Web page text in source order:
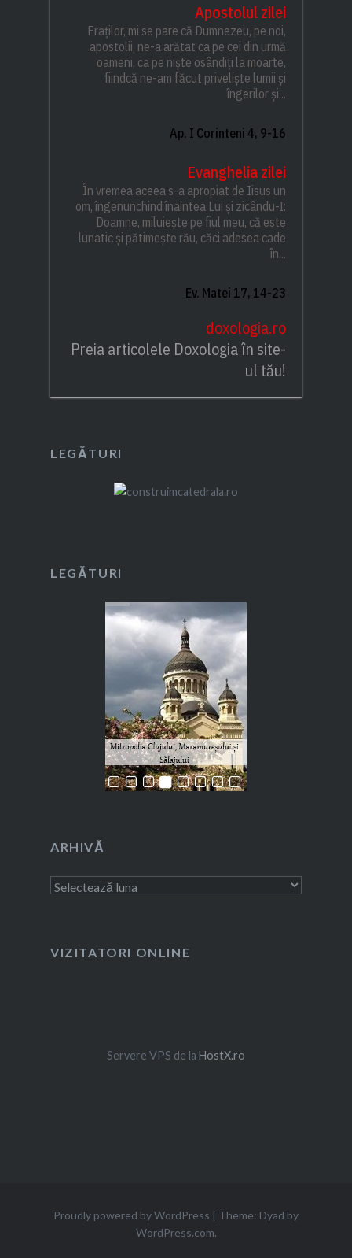
Apostolul zilei
Fraților, mi se pare că Dumnezeu, pe noi,
apostolii, ne-a arătat ca pe cei din urmă
oameni, ca pe niște osândiți la moarte,
fiindcă ne-am făcut priveliște lumii și
îngerilor și...
Ap. I Corinteni 4, 9-16
Evanghelia zilei
În vremea aceea s-a apropiat de Iisus un
om, îngenunchind înaintea Lui și zicându-I:
Doamne, miluiește pe fiul meu, că este
lunatic și pătimește rău, căci adesea cade
în...
Ev. Matei 17, 14-23
doxologia.ro
Preia articolele Doxologia în site-
ul tău!
LEGĂTURI
LEGĂTURI
ARHIVĂ
Arhivă
VIZITATORI ONLINE
Servere VPS de la HostX.ro
Proudly powered by WordPress | Theme: Dyad by
WordPress.com.